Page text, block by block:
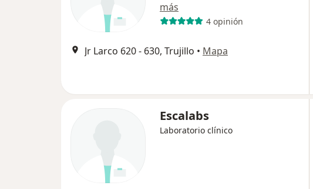
más
4 opinión
Jr Larco 620 - 630, Trujillo • Mapa
Escalabs
Laboratorio clínico